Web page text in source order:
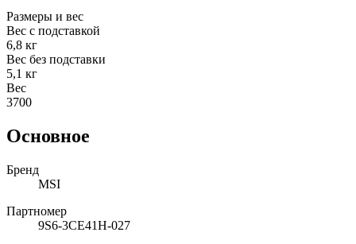
Размеры и вес
Вес с подставкой
6,8 кг
Вес без подставки
5,1 кг
Вес
3700
Основное
Бренд
MSI
Партномер
9S6-3CE41H-027